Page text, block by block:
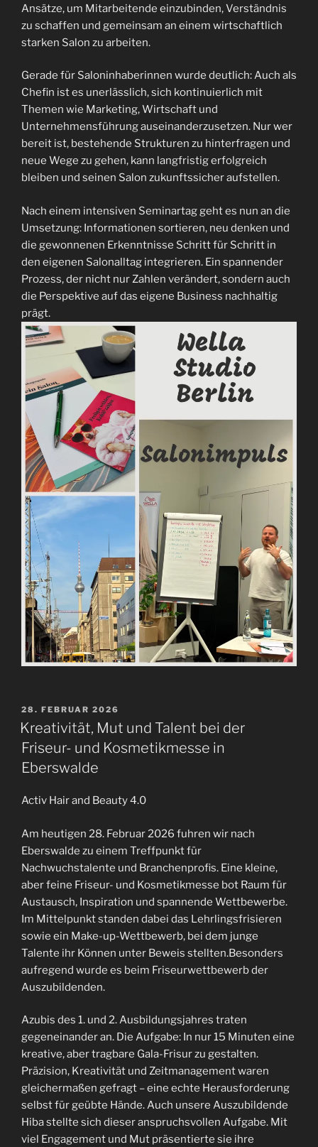
Ansätze, um Mitarbeitende einzubinden, Verständnis
zu schaffen und gemeinsam an einem wirtschaftlich
starken Salon zu arbeiten.
Gerade für Saloninhaberinnen wurde deutlich: Auch als
Chefin ist es unerlässlich, sich kontinuierlich mit
Themen wie Marketing, Wirtschaft und
Unternehmensführung auseinanderzusetzen. Nur wer
bereit ist, bestehende Strukturen zu hinterfragen und
neue Wege zu gehen, kann langfristig erfolgreich
bleiben und seinen Salon zukunftssicher aufstellen.
Nach einem intensiven Seminartag geht es nun an die
Umsetzung: Informationen sortieren, neu denken und
die gewonnenen Erkenntnisse Schritt für Schritt in
den eigenen Salonalltag integrieren. Ein spannender
Prozess, der nicht nur Zahlen verändert, sondern auch
die Perspektive auf das eigene Business nachhaltig
prägt.
VERÖFFENTLICHT
AM
28. FEBRUAR 2026
Kreativität, Mut und Talent bei der
Friseur- und Kosmetikmesse in
Eberswalde
Activ Hair and Beauty 4.0
Am heutigen 28. Februar 2026 fuhren wir nach
Eberswalde zu einem Treffpunkt für
Nachwuchstalente und Branchenprofis. Eine kleine,
aber feine Friseur- und Kosmetikmesse bot Raum für
Austausch, Inspiration und spannende Wettbewerbe.
Im Mittelpunkt standen dabei das Lehrlingsfrisieren
sowie ein Make-up-Wettbewerb, bei dem junge
Talente ihr Können unter Beweis stellten.Besonders
aufregend wurde es beim Friseurwettbewerb der
Auszubildenden.
Azubis des 1. und 2. Ausbildungsjahres traten
gegeneinander an. Die Aufgabe: In nur 15 Minuten eine
kreative, aber tragbare Gala-Frisur zu gestalten.
Präzision, Kreativität und Zeitmanagement waren
gleichermaßen gefragt – eine echte Herausforderung
selbst für geübte Hände. Auch unsere Auszubildende
Hiba stellte sich dieser anspruchsvollen Aufgabe. Mit
viel Engagement und Mut präsentierte sie ihre